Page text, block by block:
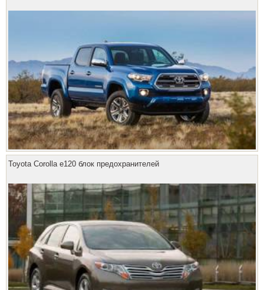
Toyota Corolla e120 блок предохранителей